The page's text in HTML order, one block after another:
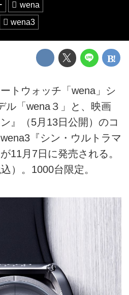
wena
wena3
トウォッチ「wena」シ
ル「wena３」と、映画
』（5月13日公開）のコ
『シン・ウルトラマ
11月7日に発売される。
）。1000台限定。